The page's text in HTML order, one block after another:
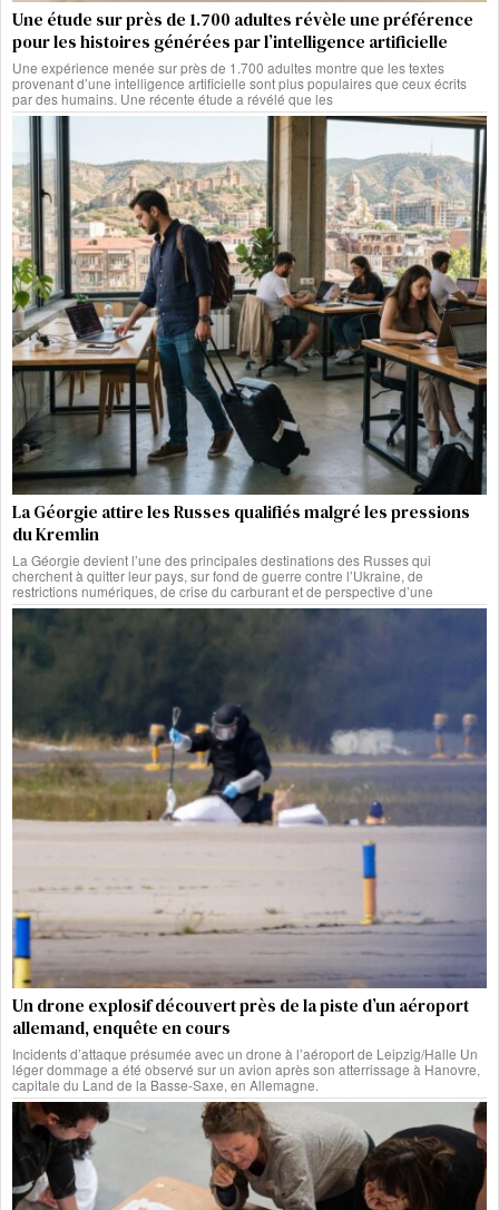
Une étude sur près de 1.700 adultes révèle une préférence
pour les histoires générées par l’intelligence artificielle
Une expérience menée sur près de 1.700 adultes montre que les textes
provenant d’une intelligence artificielle sont plus populaires que ceux écrits
par des humains. Une récente étude a révélé que les
La Géorgie attire les Russes qualifiés malgré les pressions
du Kremlin
La Géorgie devient l’une des principales destinations des Russes qui
cherchent à quitter leur pays, sur fond de guerre contre l’Ukraine, de
restrictions numériques, de crise du carburant et de perspective d’une
Un drone explosif découvert près de la piste d’un aéroport
allemand, enquête en cours
Incidents d’attaque présumée avec un drone à l’aéroport de Leipzig/Halle Un
léger dommage a été observé sur un avion après son atterrissage à Hanovre,
capitale du Land de la Basse-Saxe, en Allemagne.